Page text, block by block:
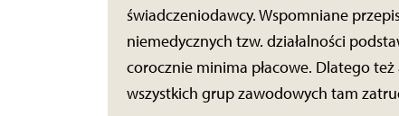
świadczeniodawcy. Wspomniane
niemedycznych tzw. działalności
corocznie minima płacowe. Dlatego
wszystkich grup zawodowych tam